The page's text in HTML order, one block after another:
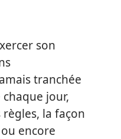
son
tranchée
chaque jour,
la façon
encore